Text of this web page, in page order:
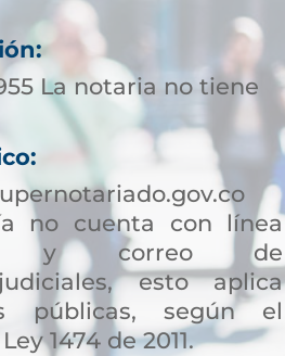
La notaria no tiene
no cuenta con línea
y correo de
esto aplica
públicas, según el
1474 de 2011.